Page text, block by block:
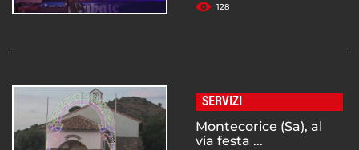
128
SERVIZI
Montecorice (Sa), al
via festa ...